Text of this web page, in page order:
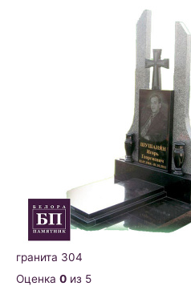
гранита 304
Оценка 0 из 5